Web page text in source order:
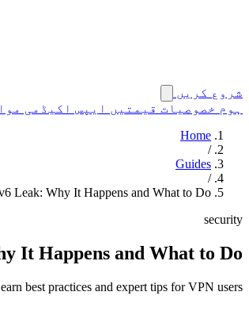
شروع کریں
ہوم خصوصیات قیمتیں ایپس اکیڈمی
Home
/
Guides
/
Leak: Why It Happens and What to Do
security
It Happens and What to Do
best practices and expert tips for VPN users.